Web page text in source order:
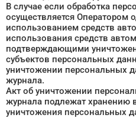
В случае если обработка
осуществляется Оператором
использованием средств
использования средств
подтверждающими
субъектов персональных
уничтожении персональных
журнала.
Акт об уничтожении
журнала подлежат хранению
уничтожения персональных